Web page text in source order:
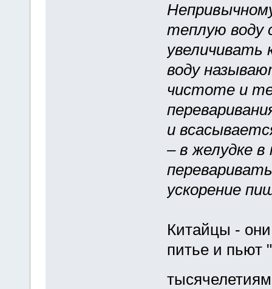
теплую воду
увеличивать
воду
чистоте и
и
– в желудке
ускорение
Китайцы -
питье и пьют